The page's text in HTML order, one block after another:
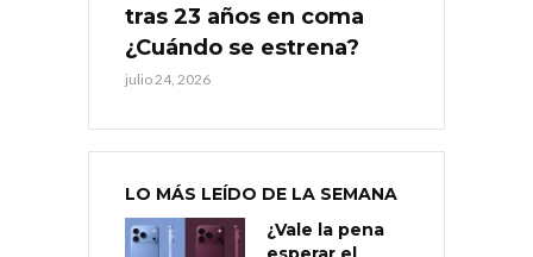
tras 23 años en coma
¿Cuándo se estrena?
julio 24, 2026
LO MÁS LEÍDO DE LA SEMANA
¿Vale la pena